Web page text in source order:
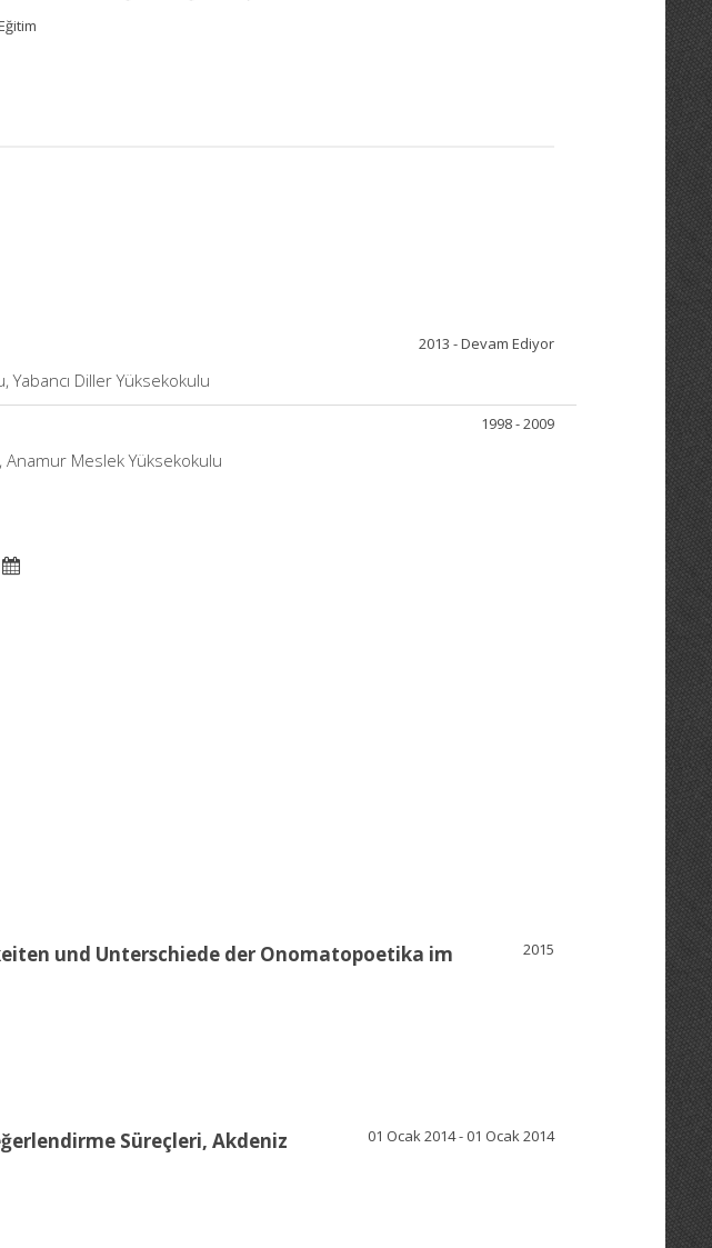
2013 - Devam Ediyor
Yabancı Diller Yüksekokulu
1998 - 2009
Anamur Meslek Yüksekokulu
2015
und Unterschiede der Onomatopoetika im
01 Ocak 2014 - 01 Ocak 2014
Süreçleri, Akdeniz